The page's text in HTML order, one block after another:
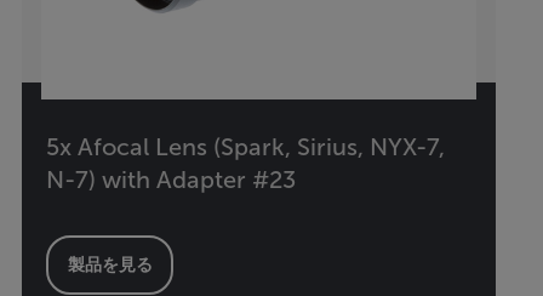
5x Afocal Lens (Spark, Sirius, NYX-7,
N-7) with Adapter #23
製品を見る